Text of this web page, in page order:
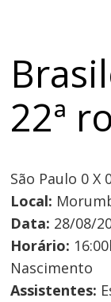
22ª
São Paulo 0 X
Local:
Data: 28/08/
Horário:
Nascimento
Assistentes: